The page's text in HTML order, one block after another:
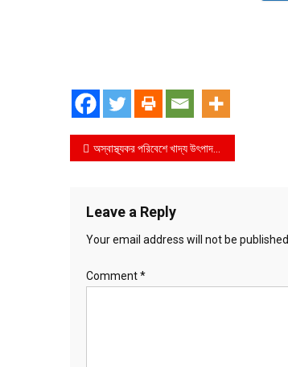
Post
অস্বাস্থ্যকর পরিবেশে খাদ্য উৎপাদন ও সংরক্ষণ, খাদ্যে নিষিদ্ধ দ্রব্যের মিশ্রন এবং মেয়াদ উত্তির্ণ ঔষধ বিক্রয় করার অপরাধে ২টি প্রতিষ্ঠান কে ২৫,০০০ টাকা জরিমানা
Leave a Reply
Your email address will not be published.
Comment*